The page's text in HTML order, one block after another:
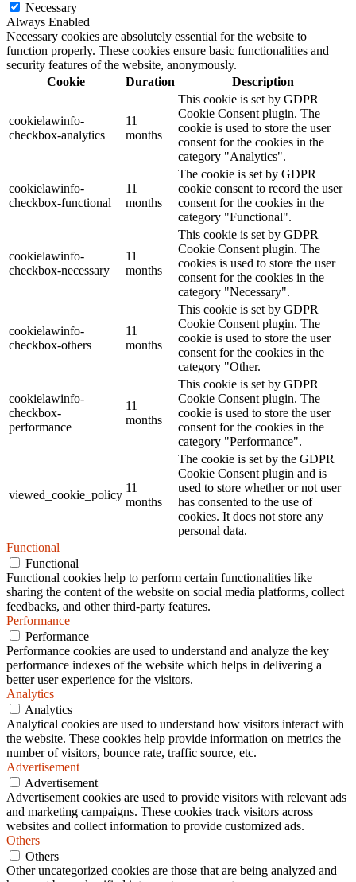
Necessary
Always Enabled
Necessary cookies are absolutely essential for the website to
function properly. These cookies ensure basic functionalities and
security features of the website, anonymously.
Cookie
Duration Description
cookielawinfo-
checkbox-analytics
11
months
This cookie is set by GDPR
Cookie Consent plugin. The
cookie is used to store the user
consent for the cookies in the
category "Analytics".
cookielawinfo-
checkbox-functional
11
months
The cookie is set by GDPR
cookie consent to record the user
consent for the cookies in the
category "Functional".
cookielawinfo-
checkbox-necessary
11
months
This cookie is set by GDPR
Cookie Consent plugin. The
cookies is used to store the user
consent for the cookies in the
category "Necessary".
cookielawinfo-
checkbox-others
11
months
This cookie is set by GDPR
Cookie Consent plugin. The
cookie is used to store the user
consent for the cookies in the
category "Other.
cookielawinfo-
checkbox-
performance
11
months
This cookie is set by GDPR
Cookie Consent plugin. The
cookie is used to store the user
consent for the cookies in the
category "Performance".
viewed_cookie_policy
11
months
The cookie is set by the GDPR
Cookie Consent plugin and is
used to store whether or not user
has consented to the use of
cookies. It does not store any
personal data.
Functional
Functional
Functional cookies help to perform certain functionalities like
sharing the content of the website on social media platforms, collect
feedbacks, and other third-party features.
Performance
Performance
Performance cookies are used to understand and analyze the key
performance indexes of the website which helps in delivering a
better user experience for the visitors.
Analytics
Analytics
Analytical cookies are used to understand how visitors interact with
the website. These cookies help provide information on metrics the
number of visitors, bounce rate, traffic source, etc.
Advertisement
Advertisement
Advertisement cookies are used to provide visitors with relevant ads
and marketing campaigns. These cookies track visitors across
websites and collect information to provide customized ads.
Others
Others
Other uncategorized cookies are those that are being analyzed and